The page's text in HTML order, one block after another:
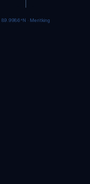
89.9984°N · Meritking